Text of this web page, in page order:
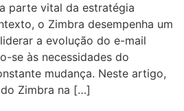
parte vital da estratégia
o Zimbra desempenha um
a evolução do e-mail
se às necessidades do
mudança. Neste artigo,
Zimbra na […]